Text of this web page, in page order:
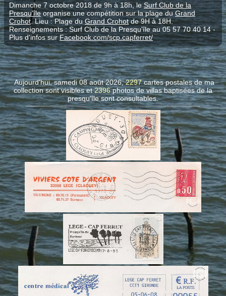
Dimanche 7 octobre 2018 de 9h à 18h, leSurf Club de la
Presqu'îleorganise une compétition sur la plage duGrand
Crohot. Lieu : Plage du Grand Crohotde 9H à 18H.
Renseignements : Surf Club de la Presqu'île au 05 57 70 40 14 -
Plus d'infos surFacebook.com/scp.capferret/
Aujourd'hui, samedi 08 août 2026,2297cartes postales de ma
collection sont visibles et2396 photos de villasbaptisées de la
presqu'île sont consultables.